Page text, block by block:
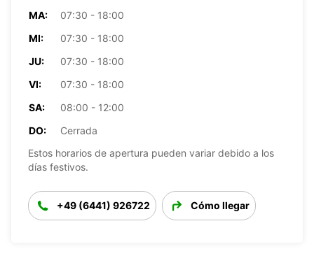
MA:
07:30 - 18:00
MI:
07:30 - 18:00
JU:
07:30 - 18:00
VI:
07:30 - 18:00
SA:
08:00 - 12:00
DO:
Cerrada
Estos horarios de apertura pueden variar debido a los
días festivos.
+49 (6441) 926722 Cómo llegar